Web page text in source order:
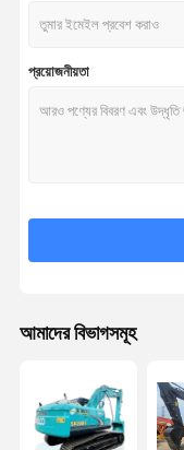
বাড়ি
প্রয়োজনীয়তা
আমাদের বিভাগসমূহ